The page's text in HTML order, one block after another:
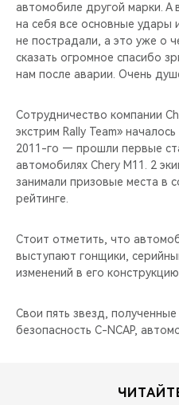
автомобиле другой марки. А
на себя все основные удары
не пострадали, а это уже о
сказать огромное спасибо
нам после аварии. Очень
Сотрудничество компании
экстрим Rally Team»
2011-го — прошли первые
автомобилях Chery M11. 2
занимали призовые места в
рейтинге.
Стоит отметить, что
выступают гонщики,
изменений в его
Свои пять звезд,
безопасность C-NCAP,